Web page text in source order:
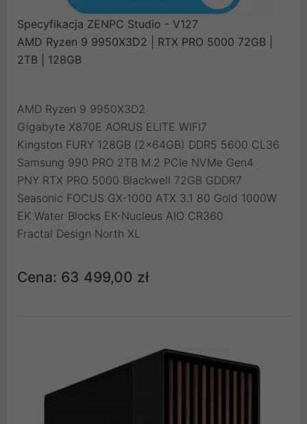
Specyfikacja ZENPC Studio - V127
AMD Ryzen 9 9950X3D2 | RTX PRO 5000 72GB |
2TB | 128GB
AMD Ryzen 9 9950X3D2
Gigabyte X870E AORUS ELITE WIFI7
Kingston FURY 128GB (2x64GB) DDR5 5600 CL36
Samsung 990 PRO 2TB M.2 PCIe NVMe Gen4
PNY RTX PRO 5000 Blackwell 72GB GDDR7
Seasonic FOCUS GX-1000 ATX 3.1 80 Gold 1000W
EK Water Blocks EK-Nucleus AIO CR360
Fractal Design North XL
Cena: 63 499,00 zł